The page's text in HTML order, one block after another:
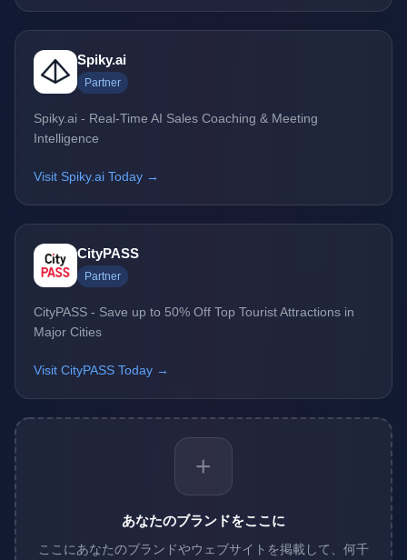
Spiky.ai
Partner
Spiky.ai - Real-Time AI Sales Coaching & Meeting
Intelligence
Visit Spiky.ai Today →
CityPASS
Partner
CityPASS - Save up to 50% Off Top Tourist Attractions in
Major Cities
Visit CityPASS Today →
+
あなたのブランドをここに
ここにあなたのブランドやウェブサイトを掲載して、何千